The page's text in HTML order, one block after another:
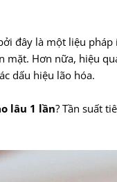
đây là một liệu
Hơn nữa, hiệu
dấu hiệu lão hóa.
lâu 1 lần? Tần suất